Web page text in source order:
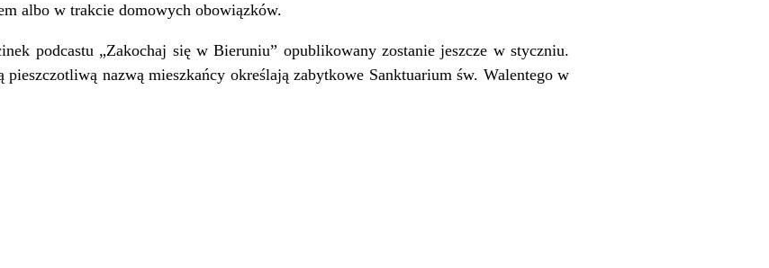
albo w trakcie domowych obowiązków.
podcastu „Zakochaj się w Bieruniu” opublikowany zostanie jeszcze w styczniu.
pieszczotliwą nazwą mieszkańcy określają zabytkowe Sanktuarium św. Walentego w